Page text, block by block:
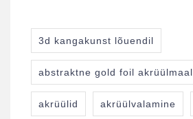
3d kangakunst lõuendil
abstraktne gold foil akrüülmaal
akrüülid akrüülvalamine